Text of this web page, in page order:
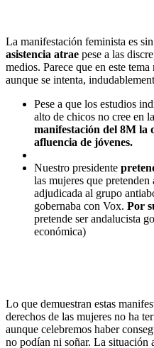
La manifestación feminista es
asistencia atrae pese a las
medios. Parece que en este
aunque se intenta,
Pese a que los estudios
alto de chicos no cree en
manifestación del 8M la
afluencia de jóvenes.
Nuestro presidente
las mujeres que
adjudicada al grupo
gobernaba con Vox. Por
pretende ser andalucista
económica)
Lo que demuestran estas
derechos de las mujeres no ha
aunque celebremos haber
no podían ni soñar. La situación